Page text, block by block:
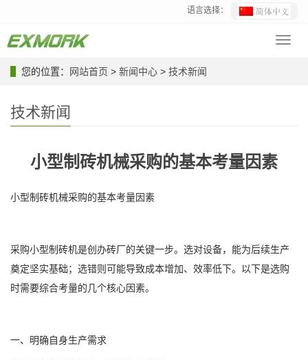
语言选择：
您的位置：
网站首页 > 新闻中心 > 技术新闻
技术新闻
小型制砖机械采购的基本考量因素
小型制砖机械采购的基本考量因素
采购小型制砖机是创办砖厂的关键一步。选对设备，能为后续生产
奠定坚实基础；选错则可能导致成本增加、效率低下。以下是选购
时需要综合考量的几个核心因素。
一、明确自身生产需求